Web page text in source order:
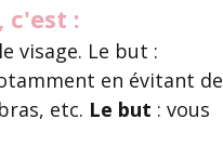
c'est :
visage. Le but :
en évitant de
etc. Le but : vous